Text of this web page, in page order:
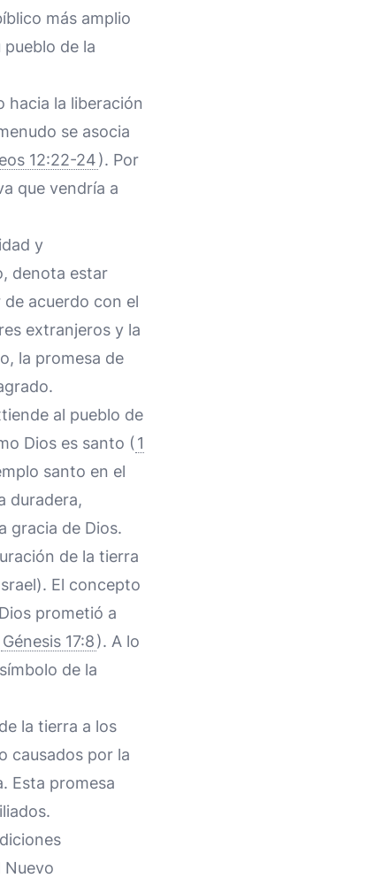
más amplio
de la
hacia la liberación
se asocia
12:22-24). Por
que vendría a
y
denota estar
acuerdo con el
extranjeros y la
la promesa de
al pueblo de
Dios es santo ( 1
santo en el
duradera,
gracia de Dios.
de la tierra
El concepto
prometió a
Génesis 17:8). A lo
de la
la tierra a los
causados por la
Esta promesa
Nuevo